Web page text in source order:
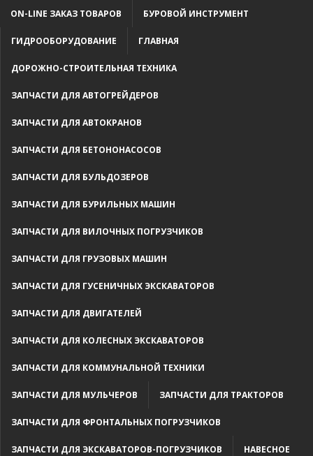
ON-LINE ЗАКАЗ ТОВАРОВ БУРОВОЙ ИНСТРУМЕНТ
ГИДРООБОРУДОВАНИЕ ГЛАВНАЯ
ДОРОЖНО-СТРОИТЕЛЬНАЯ ТЕХНИКА
ЗАПЧАСТИ ДЛЯ АВТОГРЕЙДЕРОВ
ЗАПЧАСТИ ДЛЯ АВТОКРАНОВ
ЗАПЧАСТИ ДЛЯ БЕТОНОНАСОСОВ
ЗАПЧАСТИ ДЛЯ БУЛЬДОЗЕРОВ
ЗАПЧАСТИ ДЛЯ БУРИЛЬНЫХ МАШИН
ЗАПЧАСТИ ДЛЯ ВИЛОЧНЫХ ПОГРУЗЧИКОВ
ЗАПЧАСТИ ДЛЯ ГРУЗОВЫХ МАШИН
ЗАПЧАСТИ ДЛЯ ГУСЕНИЧНЫХ ЭКСКАВАТОРОВ
ЗАПЧАСТИ ДЛЯ ДВИГАТЕЛЕЙ
ЗАПЧАСТИ ДЛЯ КОЛЕСНЫХ ЭКСКАВАТОРОВ
ЗАПЧАСТИ ДЛЯ КОММУНАЛЬНОЙ ТЕХНИКИ
ЗАПЧАСТИ ДЛЯ МУЛЬЧЕРОВ ЗАПЧАСТИ ДЛЯ ТРАКТОРОВ
ЗАПЧАСТИ ДЛЯ ФРОНТАЛЬНЫХ ПОГРУЗЧИКОВ
ЗАПЧАСТИ ДЛЯ ЭКСКАВАТОРОВ-ПОГРУЗЧИКОВ НАВЕСНОЕ